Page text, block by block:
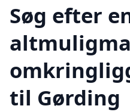
Søg efter
til Gørding